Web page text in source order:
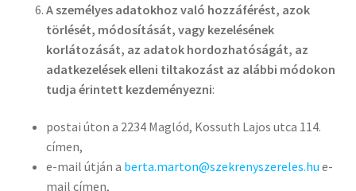
A személyes adatokhoz való hozzáférést, azok
törlését, módosítását, vagy kezelésének
korlátozását, az adatok hordozhatóságát, az
adatkezelések elleni tiltakozást az alábbi módokon
tudja érintett kezdeményezni:
postai úton a 2234 Maglód, Kossuth Lajos utca 114.
címen,
e-mail útján a berta.marton@szekrenyszereles.hu e-
mail címen,